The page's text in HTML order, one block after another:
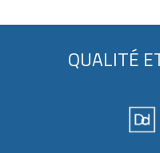
QUALITÉ